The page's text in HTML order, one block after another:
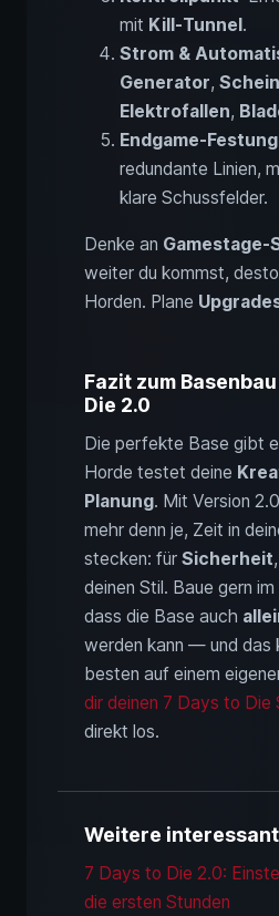
mit Kill-Tunnel.
Strom &
Generator,
Elektrofallen,
Endgame-Festung
redundante Linien,
klare Schussfelder.
Denke an Gamestage-
weiter du kommst,
Horden. Plane
Fazit zum
Die 2.0
Die perfekte Base gibt
Horde testet deine
Planung. Mit Version
mehr denn je, Zeit in
stecken: für Sicherheit,
deinen Stil. Baue gern im
dass die Base auch
werden kann — und das
besten auf einem
dir deinen 7 Days to Die
direkt los.
Weitere
7 Days to Die 2.0:
die ersten Stunden